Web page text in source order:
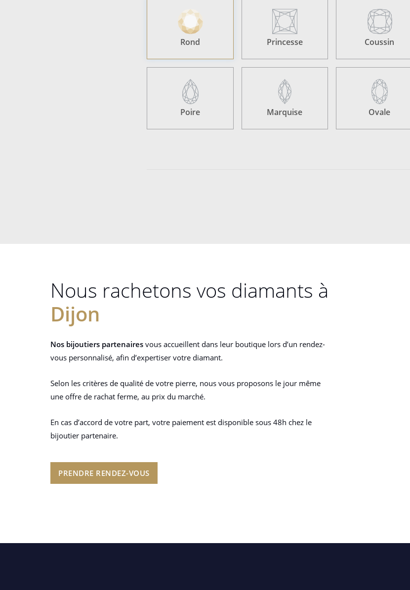
Rond Princesse Coussin
Poire Marquise Ovale
Nous rachetons vos diamants à
Dijon
Nos bijoutiers partenaires vous accueillent dans leur boutique lors d’un rendez-
vous personnalisé, afin d’expertiser votre diamant.
Selon les critères de qualité de votre pierre, nous vous proposons le jour même
une offre de rachat ferme, au prix du marché.
En cas d’accord de votre part, votre paiement est disponible sous 48h chez le
bijoutier partenaire.
PRENDRE RENDEZ-VOUS